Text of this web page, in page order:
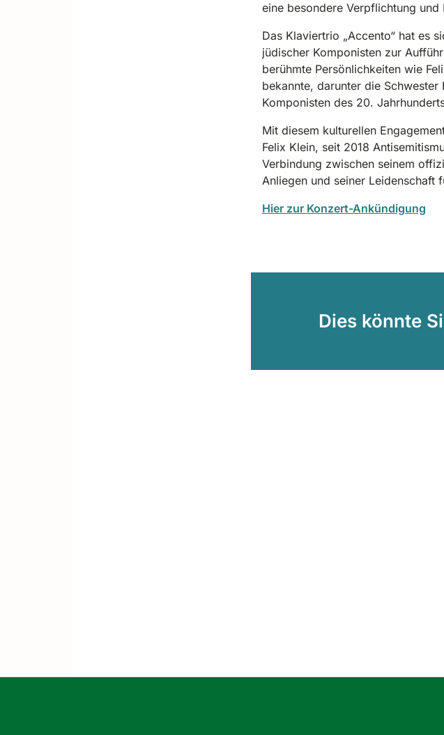
eine besondere Verpflichtung und
Das Klaviertrio „Accento“ hat es
jüdischer Komponisten zur
berühmte Persönlichkeiten wie
bekannte, darunter die
Komponisten des 20.
Mit diesem kulturellen
Felix Klein, seit 2018
Verbindung zwischen seinem
Anliegen und seiner Leidenschaft
Hier zur Konzert-Ankündigung
Dies könnte